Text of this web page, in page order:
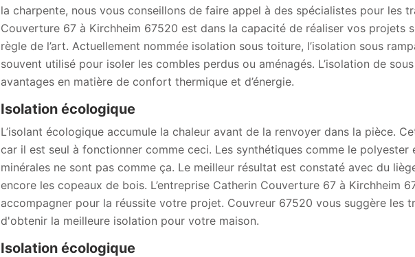
la charpente, nous vous conseillons de faire appel à des spécialistes pour les
Couverture 67 à Kirchheim 67520 est dans la capacité de réaliser vos projets
règle de l’art. Actuellement nommée isolation sous toiture, l’isolation sous
souvent utilisé pour isoler les combles perdus ou aménagés. L’isolation de
avantages en matière de confort thermique et d’énergie.
Isolation écologique
L’isolant écologique accumule la chaleur avant de la renvoyer dans la pièce.
car il est seul à fonctionner comme ceci. Les synthétiques comme le polyester
minérales ne sont pas comme ça. Le meilleur résultat est constaté avec du
encore les copeaux de bois. L’entreprise Catherin Couverture 67 à Kirchheim
accompagner pour la réussite votre projet. Couvreur 67520 vous suggère les
d'obtenir la meilleure isolation pour votre maison.
Isolation écologique